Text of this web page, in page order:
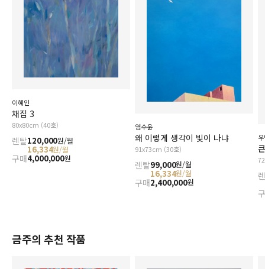
이혜인
채집 3
80x80cm (40호)
렌탈120,000원/월
16,334원/월
구매4,000,000원
염수윤
왜 이렇게 생각이 빛이 나냐
91x73cm (30호)
렌탈99,000원/월
16,334원/월
구매2,400,000원
금주의 추천 작품